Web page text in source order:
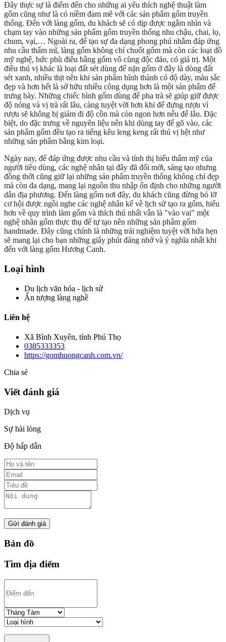
Đây thực sự là điểm đến cho những ai yêu thích nghệ thuật làm
gốm cũng như là có niềm đam mê với các sản phẩm gốm truyền
thống. Đến với làng gốm, du khách sẽ có dịp được ngắm nhìn và
chạm tay vào những sản phẩm gốm truyền thống nhu chậu, chai, lọ,
chum, vại,… Ngoài ra, để tạo sự đa dạng phong phú nhằm đáp ứng
nhu cầu thẩm mĩ, làng gốm không chỉ chuốt gốm mà còn các loại đồ
mỹ nghệ, bức phù điêu bằng gốm vô cùng độc đáo, có giá trị. Một
điều thú vị khác là loại đất sét dùng để nặn gốm ở đây là dòng đất
sét xanh, nhiều thịt nên khi sản phẩm hình thành có độ dày, màu sắc
đẹp và hơn hết là sở hữu nhiều công dụng hơn là một sản phẩm để
trưng bày. Những chiếc bình gốm dùng để pha trà sẽ giúp giữ được
độ nóng và vị trà rất lâu, càng tuyệt vời hơn khi để đựng rượu vì
rượu sẽ không bị giảm đi độ cồn mà còn ngon hơn nếu để lâu. Đặc
biệt, do đặc trưng về nguyên liệu nên khi dùng tay để gõ vào, các
sản phẩm gốm đều tạo ra tiếng kêu leng keng rất thú vị hệt như
những sản phẩm bằng kim loại.
Ngày nay, để đáp ứng được nhu cầu và tính thị hiếu thẩm mỹ của
người tiêu dùng, các nghệ nhân tại đây đã đổi mới, sáng tạo nhưng
đồng thời cũng giữ lại những sản phẩm truyền thống không chỉ đẹp
mà còn đa dạng, mang lại nguồn thu nhập ổn định cho những người
dân địa phương. Đến làng gốm nơi đây, du khách cũng đừng bỏ lỡ
cơ hội được ngồi nghe các nghệ nhân kể về lịch sử tạo ra gốm, hiểu
hơn về quy trình làm gốm và thích thú nhất vẫn là "vào vai" một
nghệ nhân gốm thực thụ để tự tạo nên những sản phẩm gốm
handmade. Đây cũng chính là những trải nghiệm tuyệt vời hứa hẹn
sẽ mang lại cho bạn những giây phút đáng nhớ và ý nghĩa nhất khi
đến với làng gốm Hương Canh.
Loại hình
Du lịch văn hóa - lịch sử
Ấn tượng làng nghề
Liên hệ
Xã Bình Xuyên, tỉnh Phú Thọ
0385333353
https://gomhuongcanh.com.vn/
Chia sẻ
Viết đánh giá
Dịch vụ
Sự hài lòng
Độ hấp dẫn
Gửi đánh giá
Bản đồ
Tìm địa điểm